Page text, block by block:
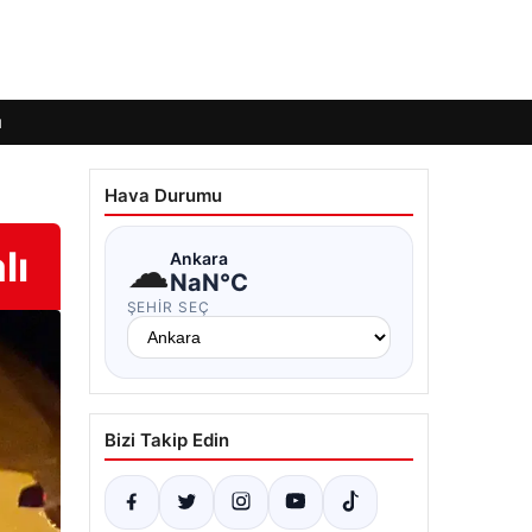
Hava Durumu
☁Ankara
NaN°C
ŞEHIR SEÇ
Bizi Takip Edin